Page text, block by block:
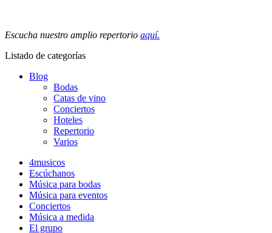
Escucha nuestro amplio repertorio aquí.
Listado de categorías
Blog
Bodas
Catas de vino
Conciertos
Hoteles
Repertorio
Varios
4musicos
Escúchanos
Música para bodas
Música para eventos
Conciertos
Música a medida
El grupo